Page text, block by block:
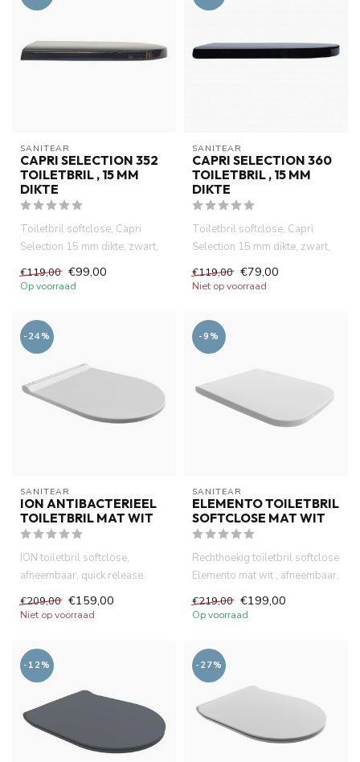
SANITEAR
CAPRI SELECTION 352
TOILETBRIL , 15 MM
DIKTE
Toiletbril softclose, Capri
Selection 15 mm dikte, zwart,
afneembaar, quick rele...
€119,00 €99,00
Op voorraad
SANITEAR
CAPRI SELECTION 360
TOILETBRIL , 15 MM
DIKTE
Toiletbril softclose, Capri
Selection 15 mm dikte, zwart,
afneembaar, quick rele...
€119,00 €79,00
Niet op voorraad
-24%
SANITEAR
ION ANTIBACTERIEEL
TOILETBRIL MAT WIT
ION toiletbril softclose,
afneembaar, quick release.
Duroplast, midden dikte toi...
€209,00 €159,00
Niet op voorraad
-9%
SANITEAR
ELEMENTO TOILETBRIL
SOFTCLOSE MAT WIT
Rechthoekig toiletbril softclose
Elemento mat wit , afneembaar,
quick release. D...
€219,00 €199,00
Op voorraad
-12% -27%